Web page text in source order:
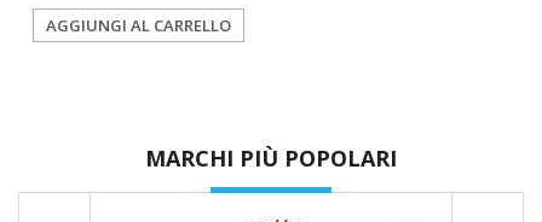
AGGIUNGI AL CARRELLO
MARCHI PIÙ POPOLARI